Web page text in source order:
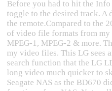
Before you had to hit the
toggle to the desired track. A
the remote.Compared to the
of video file formats from
MPEG-1, MPEG-2 & more.
my video files. This LG sees
search function that the LG
long video much quicker to
Seagate NAS as the BD670